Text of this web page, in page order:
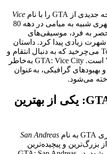
Vice
منتشر کرد. این بازی که در شهری شبیه به میامی در دهه 80
به فرد، موسیقی‌های
زیادی پیدا کرد. داستان
بازی حول شخصیت Tommy Vercetti می‌چرخید که به دنبال انتقام و
به دست آوردن قدرت در Vice City است. GTA: Vice City به‌خاطر
گرافیکی، به‌عنوان
GTA: San Andreas (2004): یکی از بهترین
San Andreas
بزرگ‌ترین و پیچیده‌ترین